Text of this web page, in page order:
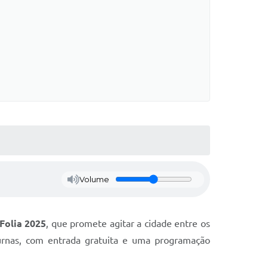
Volume
2025, que promete agitar a cidade entre os
com entrada gratuita e uma programação